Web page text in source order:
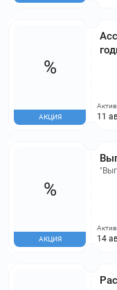
%
АКЦИЯ 11
%
АКЦИЯ 14